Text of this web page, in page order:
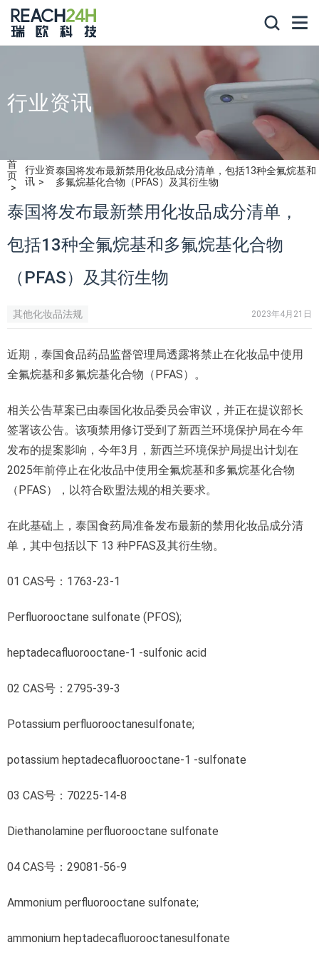
行业资讯
首
页
行业资
讯
泰国将发布最新禁用化妆品成分清单，包括13种全氟烷基和
多氟烷基化合物（PFAS）及其衍生物
泰国将发布最新禁用化妆品成分清单，
包括13种全氟烷基和多氟烷基化合物
（PFAS）及其衍生物
其他化妆品法规 2023年4月21日
近期，泰国食品药品监督管理局透露将禁止在化妆品中使用
全氟烷基和多氟烷基化合物（PFAS）。
相关公告草案已由泰国化妆品委员会审议，并正在提议部长
签署该公告。该项禁用修订受到了新西兰环境保护局在今年
发布的提案影响，今年3月，新西兰环境保护局提出计划在
2025年前停止在化妆品中使用全氟烷基和多氟烷基化合物
（PFAS），以符合欧盟法规的相关要求。
在此基础上，泰国食药局准备发布最新的禁用化妆品成分清
单，其中包括以下 13 种PFAS及其衍生物。
01 CAS号：1763-23-1
Perfluorooctane sulfonate (PFOS);
heptadecafluorooctane-1 -sulfonic acid
02 CAS号：2795-39-3
Potassium perfluorooctanesulfonate;
potassium heptadecafluorooctane-1 -sulfonate
03 CAS号：70225-14-8
Diethanolamine perfluorooctane sulfonate
04 CAS号：29081-56-9
Ammonium perfluorooctane sulfonate;
ammonium heptadecafluorooctanesulfonate